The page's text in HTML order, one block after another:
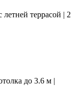
террасой | 2
до 3.6 м |